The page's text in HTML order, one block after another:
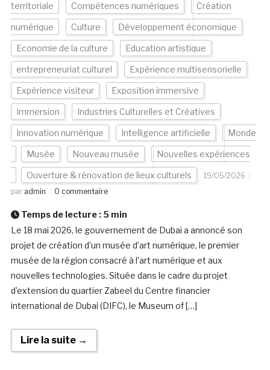
territoriale Compétences numériques Création
numérique Culture Développement économique
Economie de la culture Education artistique
entrepreneuriat culturel Expérience multisensorielle
Expérience visiteur Exposition immersive
Immersion Industries Culturelles et Créatives
Innovation numérique Intelligence artificielle Monde
Musée Nouveau musée Nouvelles expériences
Ouverture & rénovation de lieux culturels
19/05/2026
par admin 0 commentaire
Temps de lecture : 5 min
Le 18 mai 2026, le gouvernement de Dubai a annoncé son
projet de création d’un musée d’art numérique, le premier
musée de la région consacré à l’art numérique et aux
nouvelles technologies. Située dans le cadre du projet
d’extension du quartier Zabeel du Centre financier
international de Dubai (DIFC), le Museum of […]
Lire la suite →